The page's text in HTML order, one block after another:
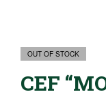
OUT OF STOCK
CEF